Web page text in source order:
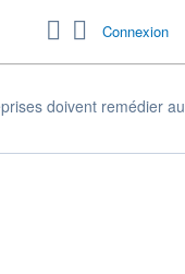
Connexion
doivent remédier